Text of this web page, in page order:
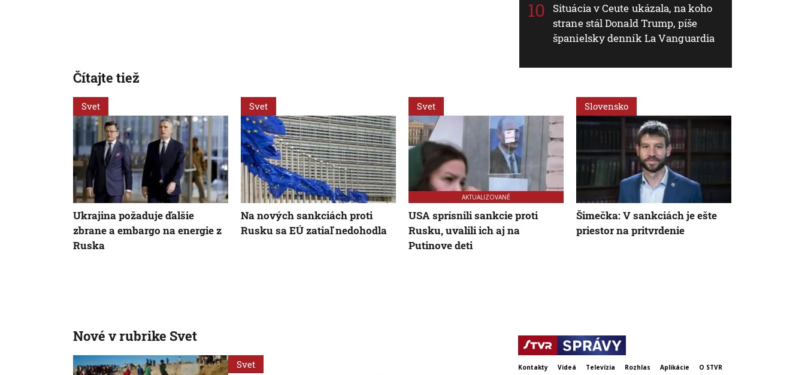
Situácia v Ceute ukázala, na koho
strane stál Donald Trump, píše
španielsky denník La Vanguardia
Čítajte tiež
Svet
Ukrajina požaduje ďalšie
zbrane a embargo na energie z
Ruska
Svet
Na nových sankciách proti
Rusku sa EÚ zatiaľ nedohodla
Svet
AKTUALIZOVANÉ
USA sprísnili sankcie proti
Rusku, uvalili ich aj na
Putinove deti
Slovensko
Šimečka: V sankciách je ešte
priestor na pritvrdenie
Nové v rubrike Svet
Svet Kontakty Videá Televízia Rozhlas Aplikácie O STVR